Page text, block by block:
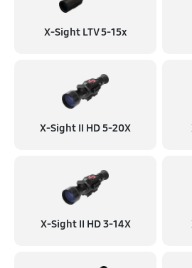
X-Sight LTV 5-15x
X-Sight II HD 5-20X
X-Sight II HD 3-14X